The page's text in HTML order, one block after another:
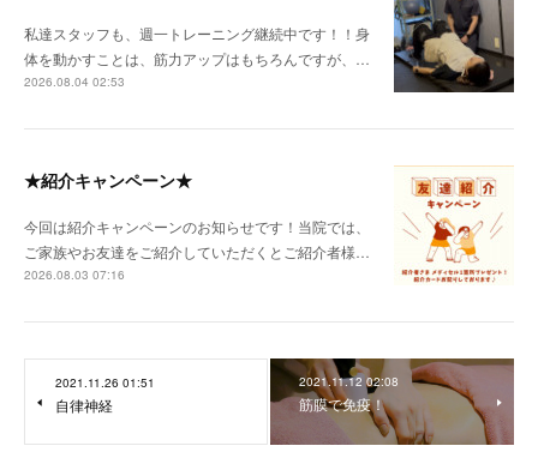
私達スタッフも、週一トレーニング継続中です！！身
体を動かすことは、筋力アップはもちろんですが、…
2026.08.04 02:53
★紹介キャンペーン★
今回は紹介キャンペーンのお知らせです！当院では、
ご家族やお友達をご紹介していただくとご紹介者様…
2026.08.03 07:16
2021.11.26 01:51
自律神経
2021.11.12 02:08
筋膜で免疫！